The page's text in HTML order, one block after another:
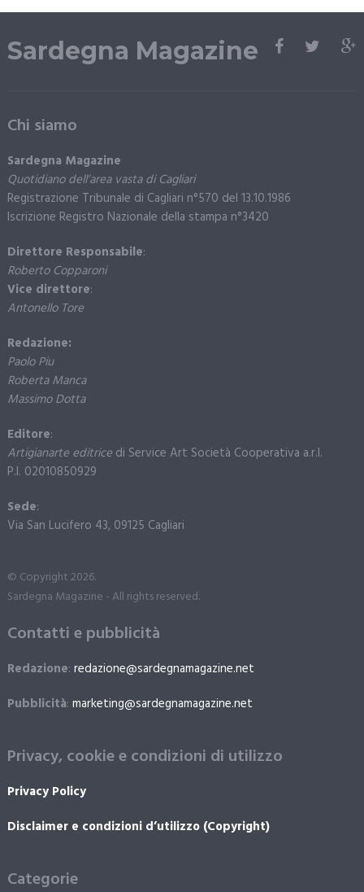
Sardegna Magazine
Chi siamo
Sardegna Magazine
Quotidiano dell’area vasta di Cagliari
Registrazione Tribunale di Cagliari n°570 del 13.10.1986
Iscrizione Registro Nazionale della stampa n°3420
Direttore Responsabile:
Roberto Copparoni
Vice direttore:
Antonello Tore
Redazione:
Paolo Piu
Roberta Manca
Massimo Dotta
Editore:
Artigianarte editricedi Service Art Società Cooperativa a.r.l.
P.I. 02010850929
Sede:
Via San Lucifero 43, 09125 Cagliari
© Copyright 2026.
Sardegna Magazine - All rights reserved.
Contatti e pubblicità
Redazione: redazione@sardegnamagazine.net
Pubblicità: marketing@sardegnamagazine.net
Privacy, cookie e condizioni di utilizzo
Privacy Policy
Disclaimer e condizioni d’utilizzo (Copyright)
Categorie